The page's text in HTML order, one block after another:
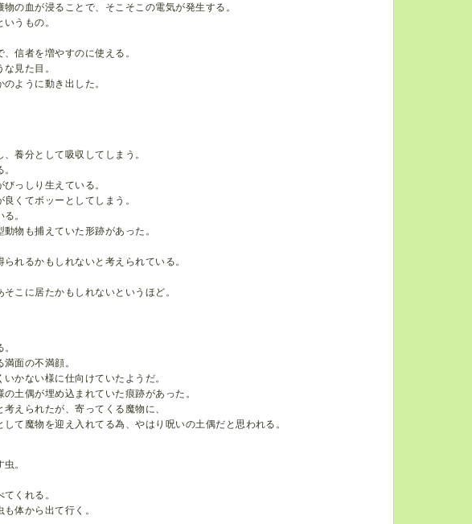
の血が浸ることで、そこそこの電気が発生する。
うもの。
信者を増やすのに使える。
見た目。
ように動き出した。
養分として吸収してしまう。
っしり生えている。
くてボッーとしてしまう。
。
物も捕えていた形跡があった。
れるかもしれないと考えられている。
こに居たかもしれないというほど。
面の不満顔。
かない様に仕向けていたようだ。
土偶が埋め込まれていた痕跡があった。
えられたが、寄ってくる魔物に、
て魔物を迎え入れてる為、やはり呪いの土偶だと思われる。
。
くれる。
体から出て行く。